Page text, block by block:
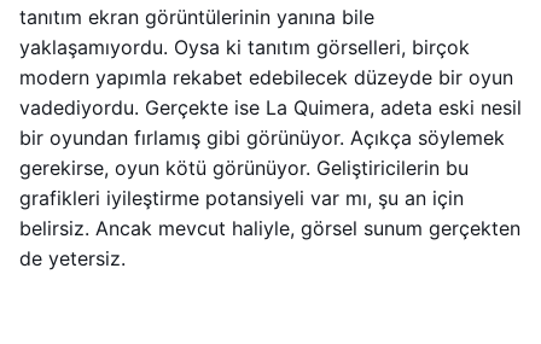
tanıtım ekran görüntülerinin yanına bile
yaklaşamıyordu. Oysa ki tanıtım görselleri, birçok
modern yapımla rekabet edebilecek düzeyde bir oyun
vadediyordu. Gerçekte ise La Quimera, adeta eski nesil
bir oyundan fırlamış gibi görünüyor. Açıkça söylemek
gerekirse, oyun kötü görünüyor. Geliştiricilerin bu
grafikleri iyileştirme potansiyeli var mı, şu an için
belirsiz. Ancak mevcut haliyle, görsel sunum gerçekten
de yetersiz.